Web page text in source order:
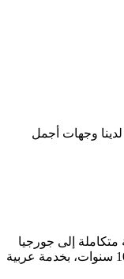
وجهات أجمل
إلى جورجيا
والقوقاز وأجمل وجهات العالم منذ أكثر من 10 سنوات، بخدمة عربية